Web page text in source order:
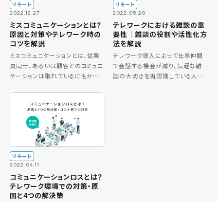
リモート
2022.12.27
ミスコミュニケーションとは？
原因と対策やテレワーク時の
コツを解説
ミスコミュニケーションとは、従業
員同士、あるいは顧客とのコミュニ
ケーションは取れているにもかか
ない状態です。情報が省略されてい
たり、思い込みが発生したりするこ
とでコミュニケーションに失敗し
リモート
2022.05.20
テレワークにおける雑談の重
要性｜雑談の役割や活性化方
法を解説
テレワーク導入によって仕事仲間
で会話する機会が減り、気軽な雑
談の大切さを再認識している人は
リモート
2022.04.11
コミュニケーションロスとは？
テレワーク環境での対策・原
因と4つの解決策